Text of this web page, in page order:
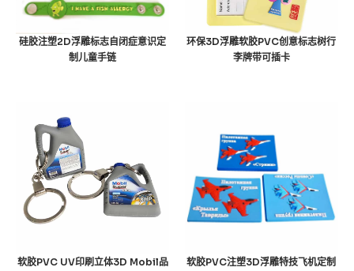
硅胶注塑2D浮雕标志自闭症意识定
制儿童手链
环保3D浮雕软胶PVC创意标志树行
李牌带可插卡
软胶PVC UV印刷立体3D Mobil品
软胶PVC注塑3D浮雕特技飞机定制